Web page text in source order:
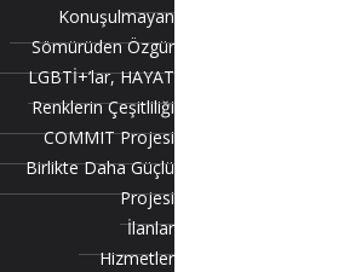
Konuşulmayan
Sömürüden Özgür
LGBTİ+’lar, HAYAT
Renklerin Çeşitliliği
COMMIT Projesi
Birlikte Daha Güçlü
Projesi
İlanlar
Hizmetler